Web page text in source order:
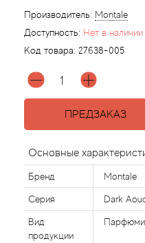
Производитель: Montale
Доступность: Нет в наличии
Код товара: 27638-005
ПРЕДЗАКАЗ
Основные
Бренд Montale
Серия Dark
Вид
продукции
Agatha Ruiz de la Prada
Agonist
Aigner
Aj Arabia (Widian)
Ajmal
Al Haramain